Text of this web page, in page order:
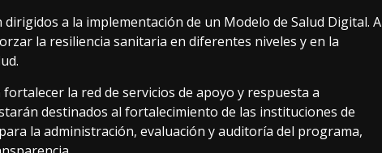
a la implementación de un Modelo de Salud Digital. A
la resiliencia sanitaria en diferentes niveles y en la
la red de servicios de apoyo y respuesta a
destinados al fortalecimiento de las instituciones de
la administración, evaluación y auditoría del programa,